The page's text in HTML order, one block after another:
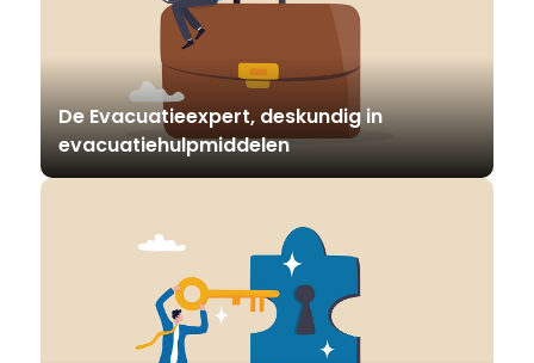
De Evacuatieexpert, deskundig in
evacuatiehulpmiddelen